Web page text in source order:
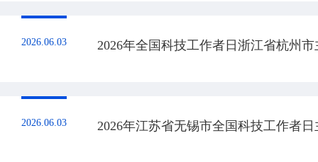
2026.06.03 2026年全国科技工作者日浙江省杭州
2026.06.03 2026年江苏省无锡市全国科技工作者